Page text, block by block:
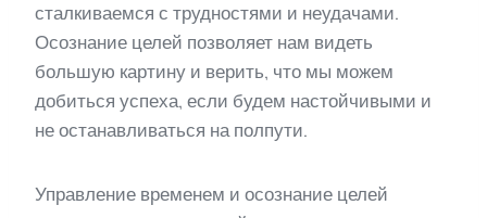
сталкиваемся с трудностями и неудачами.
Осознание целей позволяет нам видеть
большую картину и верить, что мы можем
добиться успеха, если будем настойчивыми и
не останавливаться на полпути.
Управление временем и осознание целей